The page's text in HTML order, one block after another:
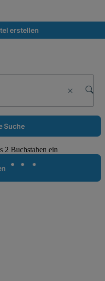
erstellen
Suche
2 Buchstaben ein